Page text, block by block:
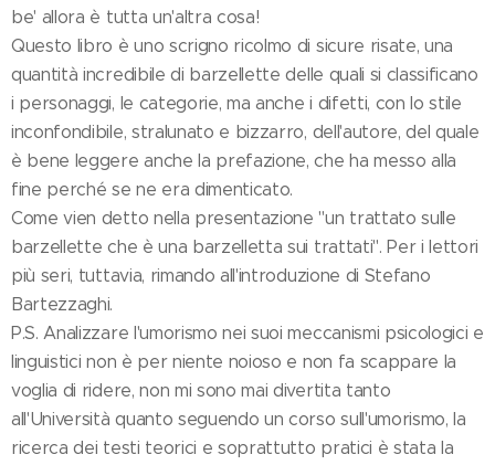
be' allora è tutta un'altra cosa!
Questo libro è uno scrigno ricolmo di sicure risate, una
quantità incredibile di barzellette delle quali si classificano
i personaggi, le categorie, ma anche i difetti, con lo stile
inconfondibile, stralunato e bizzarro, dell'autore, del quale
è bene leggere anche la prefazione, che ha messo alla
fine perché se ne era dimenticato.
Come vien detto nella presentazione "un trattato sulle
barzellette che è una barzelletta sui trattati". Per i lettori
più seri, tuttavia, rimando all'introduzione di Stefano
Bartezzaghi.
P.S. Analizzare l'umorismo nei suoi meccanismi psicologici e
linguistici non è per niente noioso e non fa scappare la
voglia di ridere, non mi sono mai divertita tanto
all'Università quanto seguendo un corso sull'umorismo, la
ricerca dei testi teorici e soprattutto pratici è stata la